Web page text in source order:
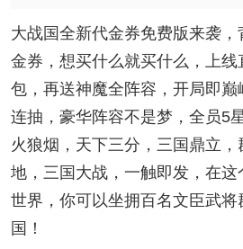
大战国全新代金券免费版来袭
金券，想买什么就买什么，上
包，再送神魔全阵容，开局即
连抽，豪华阵容不是梦，全员5
火狼烟，天下三分，三国鼎立
地，三国大战，一触即发，在
世界，你可以坐拥百名文臣武将
国！